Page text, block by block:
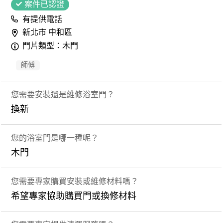
案件已認證
有提供電話
新北市 中和區
門片類型：木門
師傅
您需要安裝還是維修浴室門？
換新
您的浴室門是哪一種呢？
木門
您需要專家購買安裝或維修材料嗎？
希望專家協助購買門或換修材料